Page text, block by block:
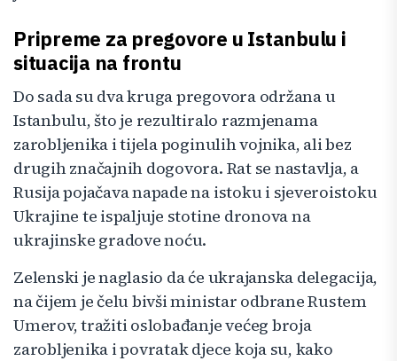
Pripreme za pregovore u Istanbulu i
situacija na frontu
Do sada su dva kruga pregovora održana u
Istanbulu, što je rezultiralo razmjenama
zarobljenika i tijela poginulih vojnika, ali bez
drugih značajnih dogovora. Rat se nastavlja, a
Rusija pojačava napade na istoku i sjeveroistoku
Ukrajine te ispaljuje stotine dronova na
ukrajinske gradove noću.
Zelenski je naglasio da će ukrajanska delegacija,
na čijem je čelu bivši ministar odbrane Rustem
Umerov, tražiti oslobađanje većeg broja
zarobljenika i povratak djece koja su, kako